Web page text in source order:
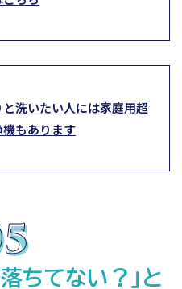
と洗いたい人には家庭用超
もあります
ちてない？」と